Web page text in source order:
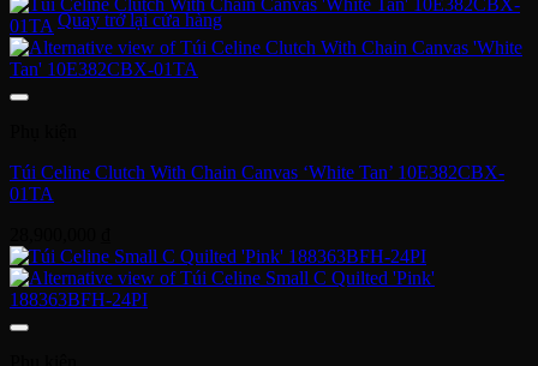
Quay trở lại cửa hàng
Túi Celine Clutch With Chain Canvas ‘White Tan’ 10E382CBX-
01TA